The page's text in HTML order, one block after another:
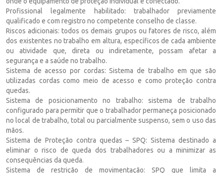
Profissional legalmente habilitado: trabalhador previamente
qualificado e com registro no competente conselho de classe.
Riscos adicionais: todos os demais grupos ou fatores de risco, além
dos existentes no trabalho em altura, específicos de cada ambiente
ou atividade que, direta ou indiretamente, possam afetar a
segurança e a saúde no trabalho.
Sistema de acesso por cordas: Sistema de trabalho em que são
utilizadas cordas como meio de acesso e como proteção contra
quedas.
Sistema de posicionamento no trabalho: sistema de trabalho
configurado para permitir que o trabalhador permaneça posicionado
no local de trabalho, total ou parcialmente suspenso, sem o uso das
mãos.
Sistema de Proteção contra quedas – SPQ: Sistema destinado a
eliminar o risco de queda dos trabalhadores ou a minimizar as
consequências da queda.
Sistema de restrição de movimentação: SPQ que limita a